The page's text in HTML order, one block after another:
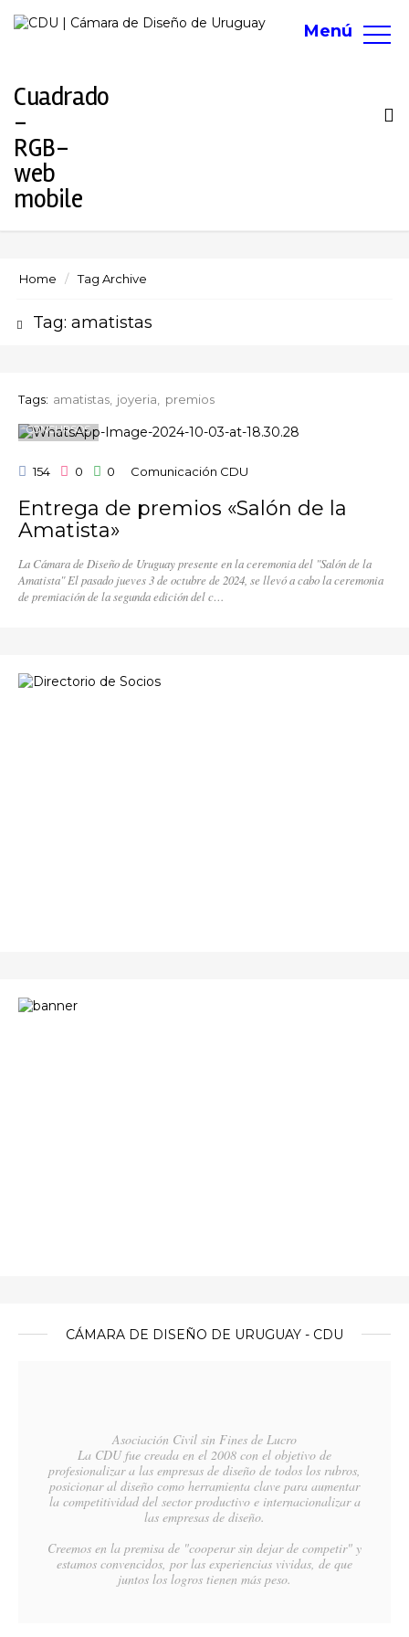
CÁMARA DE DISEÑO DE URUGUAY - CDU
Asociación Civil sin Fines de Lucro
La CDU fue creada en el 2008 con el objetivo de
profesionalizar a las empresas de diseño de todos los rubros,
posicionar al diseño como herramienta clave para aumentar
la competitividad del sector productivo e internacionalizar a
las empresas de diseño.
Creemos en la premisa de "cooperar sin dejar de competir" y
estamos convencidos, por las experiencias vividas, de que
juntos los logros tienen más peso.
Home Tag Archive
Tag: amatistas
Tags: amatistas joyeria premios
CONCURSOS
154 0 0 Comunicación CDU
Entrega de premios «Salón de la
Amatista»
La Cámara de Diseño de Uruguay presente en la ceremonia del "Salón de la
Amatista" El pasado jueves 3 de octubre de 2024, se llevó a cabo la ceremonia
de premiación de la segunda edición del c…
Menú